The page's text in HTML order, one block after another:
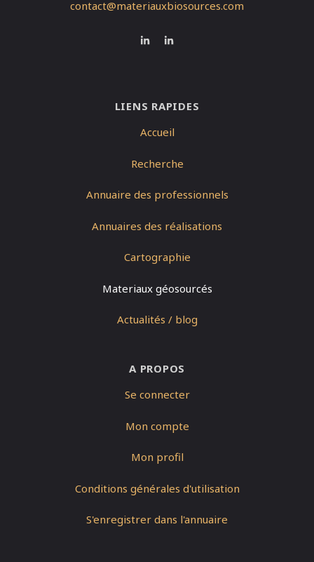
contact@materiauxbiosources.com
LIENS RAPIDES
Accueil
Recherche
Annuaire des professionnels
Annuaires des réalisations
Cartographie
Materiaux géosourcés
Actualités / blog
A PROPOS
Se connecter
Mon compte
Mon profil
Conditions générales d'utilisation
S'enregistrer dans l'annuaire